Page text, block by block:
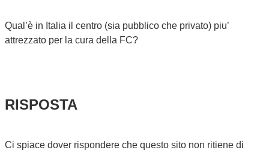
Qual’è in Italia il centro (sia pubblico che privato) piu’
attrezzato per la cura della FC?
RISPOSTA
Ci spiace dover rispondere che questo sito non ritiene di